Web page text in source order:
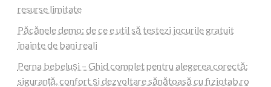
resurse limitate
Păcănele demo: de ce e util să testezi jocurile gratuit
înainte de bani reali
Perna bebeluși – Ghid complet pentru alegerea corectă:
siguranță, confort și dezvoltare sănătoasă cu fiziotab.ro